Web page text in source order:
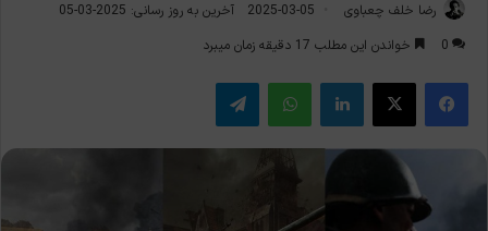
رضا خلف چعباوی 2025-03-05
آخرین به روز رسانی: 2025-03-05
0
خواندن این مطلب 17 دقیقه زمان میبرد
فیس بوک X لینکدین واتس آپ تلگرام